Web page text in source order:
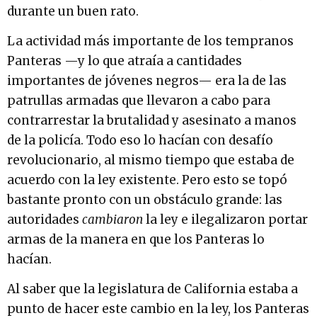
durante un buen rato.
La actividad más importante de los tempranos
Panteras —y lo que atraía a cantidades
importantes de jóvenes negros— era la de las
patrullas armadas que llevaron a cabo para
contrarrestar la brutalidad y asesinato a manos
de la policía. Todo eso lo hacían con desafío
revolucionario, al mismo tiempo que estaba de
acuerdo con la ley existente. Pero esto se topó
bastante pronto con un obstáculo grande: las
autoridades cambiaronla ley e ilegalizaron portar
armas de la manera en que los Panteras lo
hacían.
Al saber que la legislatura de California estaba a
punto de hacer este cambio en la ley, los Panteras